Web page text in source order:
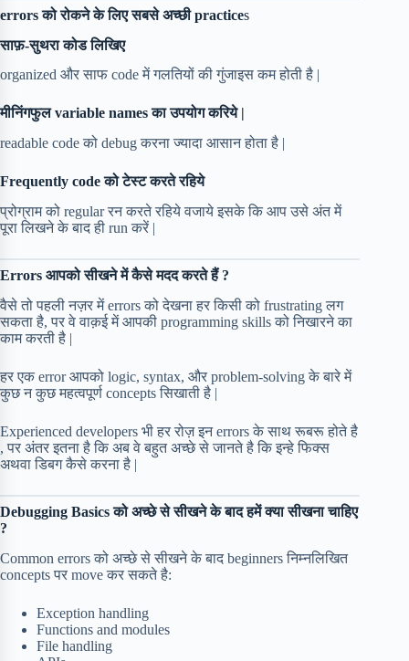
errors को रोकने के लिए सबसे अच्छी practices
साफ़-सुथरा कोड लिखिए
organized और साफ code में गलतियों की गुंजाइस कम होती है |
मीनिंगफुल variable names का उपयोग करिये |
readable code को debug करना ज्यादा आसान होता है |
Frequently code को टेस्ट करते रहिये
प्रोग्राम को regular रन करते रहिये वजाये इसके कि आप उसे अंत में
पूरा लिखने के बाद ही run करें |
Errors आपको सीखने में कैसे मदद करते हैं ?
वैसे तो पहली नज़र में errors को देखना हर किसी को frustrating लग
सकता है, पर वे वाक़ई में आपकी programming skills को निखारने का
काम करती है |
हर एक error आपको logic, syntax, और problem-solving के बारे में
कुछ न कुछ महत्वपूर्ण concepts सिखाती है |
Experienced developers भी हर रोज़ इन errors के साथ रूबरू होते है
, पर अंतर इतना है कि अब वे बहुत अच्छे से जानते है कि इन्हे फिक्स
अथवा डिबग कैसे करना है |
Debugging Basics को अच्छे से सीखने के बाद हमें क्या सीखना चाहिए
?
Common errors को अच्छे से सीखने के बाद beginners निम्नलिखित
concepts पर move कर सकते है:
Exception handling
Functions and modules
File handling